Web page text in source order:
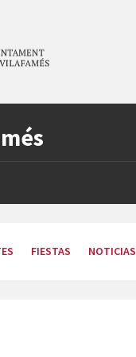
FIESTAS NOTICIAS